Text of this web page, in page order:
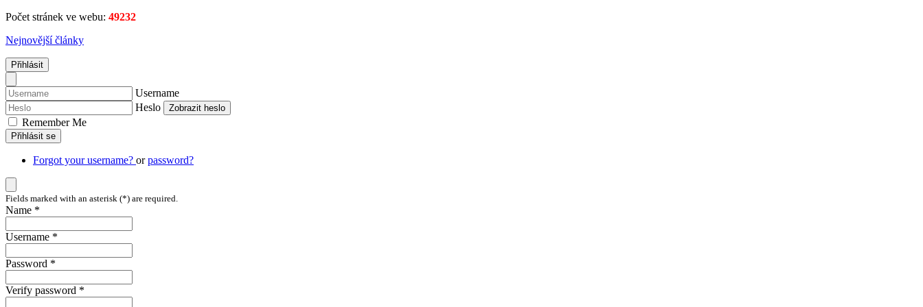
Počet stránek ve webu: 49232
Nejnovější články
Přihlásit
Username
Heslo
Zobrazit heslo
Remember Me
Přihlásit se
Forgot your username? orpassword?
Fields marked with an asterisk (*) are required.
Name *
Username *
Password *
Verify password *